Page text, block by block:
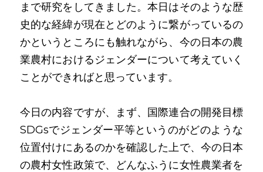
まで研究をしてきました。本日はそのような歴
史的な経緯が現在とどのように繋がっているの
かというところにも触れながら、今の日本の農
業農村におけるジェンダーについて考えていく
ことができればと思っています。
今日の内容ですが、まず、国際連合の開発目標
SDGsでジェンダー平等というのがどのような
位置付けにあるのかを確認した上で、今の日本
の農村女性政策で、どんなふうに女性農業者を